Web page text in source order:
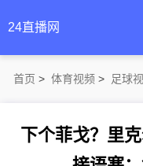
24直播网
首页 > 体育视频 > 足球
下个菲戈？里